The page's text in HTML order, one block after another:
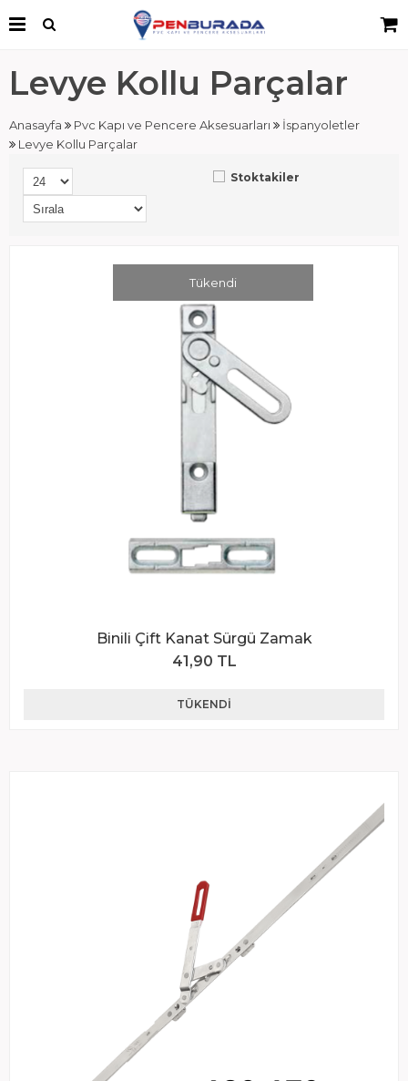
Levye Kollu Parçalar
Anasayfa Pvc Kapı ve Pencere Aksesuarları
İspanyoletler
Levye Kollu Parçalar
Stoktakiler
Tükendi
Binili Çift Kanat Sürgü Zamak
41,90 TL
TÜKENDI